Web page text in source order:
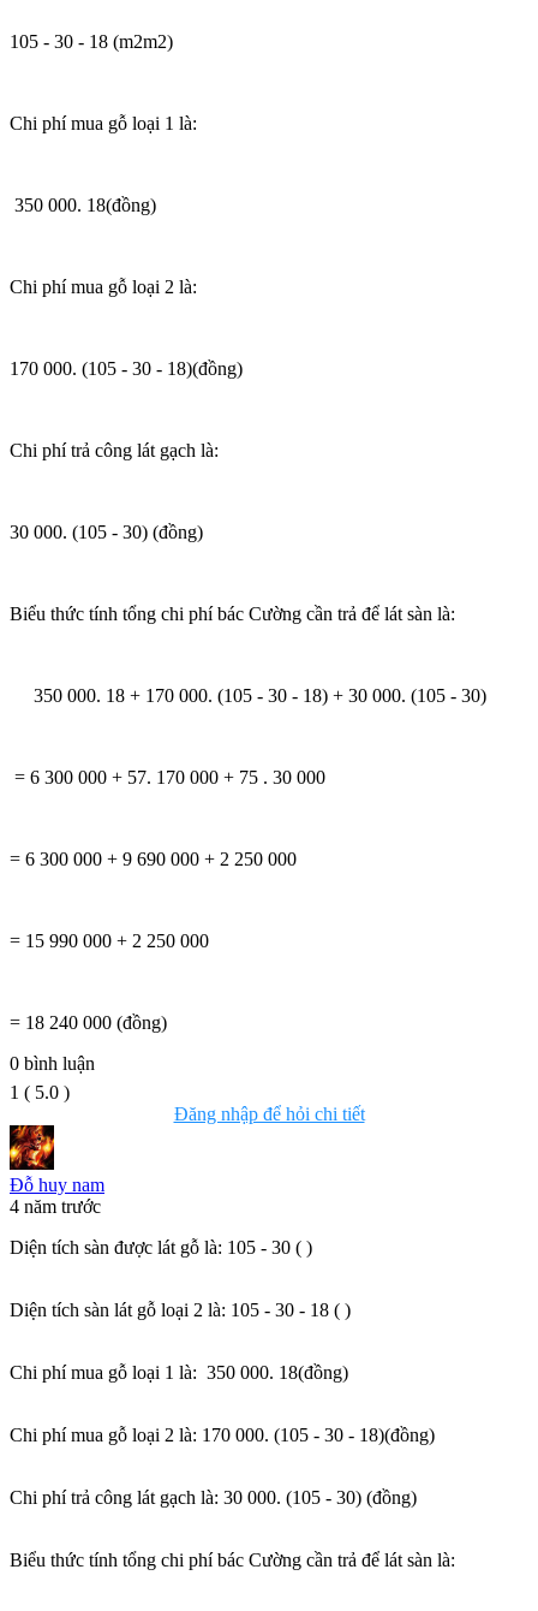
105 - 30 - 18 (m2m2)
Chi phí mua gỗ loại 1 là:
350 000. 18(đồng)
Chi phí mua gỗ loại 2 là:
170 000. (105 - 30 - 18)(đồng)
Chi phí trả công lát gạch là:
30 000. (105 - 30) (đồng)
Biểu thức tính tổng chi phí bác Cường cần trả để lát sàn là:
350 000. 18 + 170 000. (105 - 30 - 18) + 30 000. (105 - 30)
= 6 300 000 + 57. 170 000 + 75 . 30 000
= 6 300 000 + 9 690 000 + 2 250 000
= 15 990 000 + 2 250 000
= 18 240 000 (đồng)
0 bình luận
1 ( 5.0 )
Đăng nhập để hỏi chi tiết
Đỗ huy nam
4 năm trước
Diện tích sàn được lát gỗ là: 105 - 30 ( )
Diện tích sàn lát gỗ loại 2 là: 105 - 30 - 18 ( )
Chi phí mua gỗ loại 1 là: 350 000. 18(đồng)
Chi phí mua gỗ loại 2 là: 170 000. (105 - 30 - 18)(đồng)
Chi phí trả công lát gạch là: 30 000. (105 - 30) (đồng)
Biểu thức tính tổng chi phí bác Cường cần trả để lát sàn là: